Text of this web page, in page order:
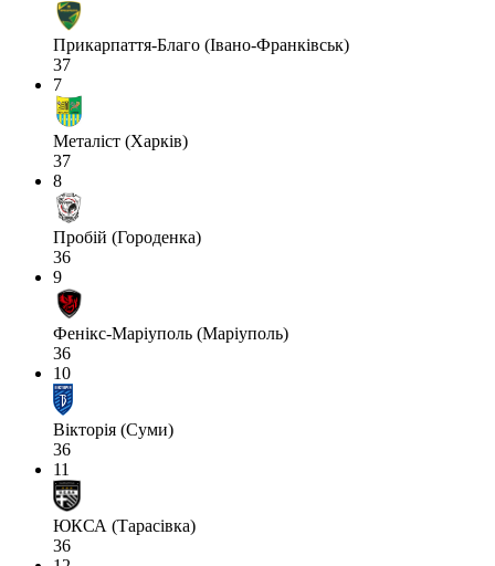
Прикарпаття-Благо (Івано-Франківськ)
37
7
Металіст (Харків)
37
8
Пробій (Городенка)
36
9
Фенікс-Маріуполь (Маріуполь)
36
10
Вікторія (Суми)
36
11
ЮКСА (Тарасівка)
36